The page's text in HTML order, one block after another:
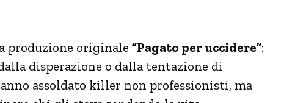
produzione originale ”Pagato per uccidere”:
disperazione o dalla tentazione di
assoldato killer non professionisti, ma